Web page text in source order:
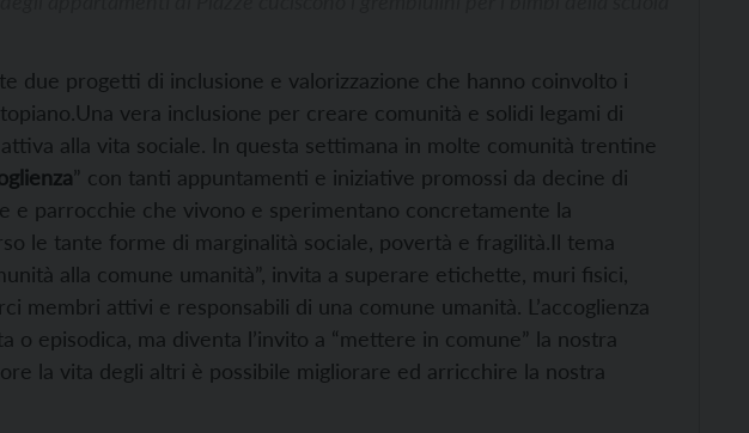
due progetti di inclusione e valorizzazione che hanno coinvolto i
vera inclusione per creare comunità e solidi legami di
alla vita sociale. In questa settimana in molte comunità trentine
” con tanti appuntamenti e iniziative promossi da decine di
e parrocchie che vivono e sperimentano concretamente la
le tante forme di marginalità sociale, povertà e fragilità.Il tema
alla comune umanità”, invita a superare etichette, muri fisici,
membri attivi e responsabili di una comune umanità. L’accoglienza
o episodica, ma diventa l’invito a “mettere in comune” la nostra
la vita degli altri è possibile migliorare ed arricchire la nostra